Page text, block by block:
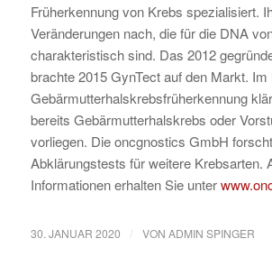
Früherkennung von Krebs spezialisiert.
Veränderungen nach, die für die DNA
charakteristisch sind. Das 2012
brachte 2015 GynTect auf den Markt.
Gebärmutterhalskrebsfrüherkennung
bereits Gebärmutterhalskrebs oder
vorliegen. Die oncgnostics GmbH
Abklärungstests für weitere Krebsarten.
Informationen erhalten Sie unter
30. JANUAR 2020 / VON ADMIN SPINGER